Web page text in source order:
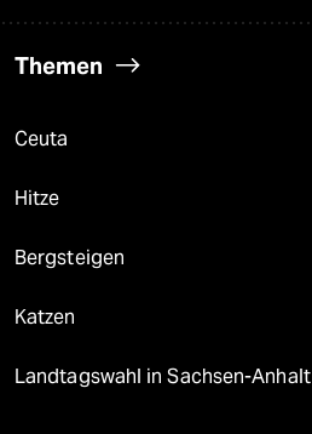
Themen
Ceuta
Hitze
Bergsteigen
Katzen
Landtagswahl in Sachsen-Anhalt